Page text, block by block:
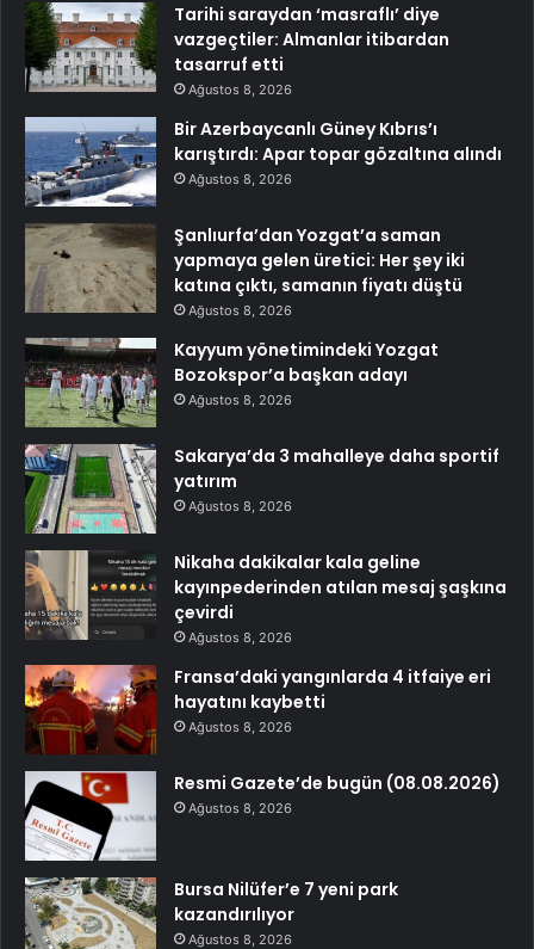
Tarihi saraydan ‘masraflı’ diye
vazgeçtiler: Almanlar itibardan
tasarruf etti
Ağustos 8, 2026
Bir Azerbaycanlı Güney Kıbrıs’ı
karıştırdı: Apar topar gözaltına alındı
Ağustos 8, 2026
Şanlıurfa’dan Yozgat’a saman
yapmaya gelen üretici: Her şey iki
katına çıktı, samanın fiyatı düştü
Ağustos 8, 2026
Kayyum yönetimindeki Yozgat
Bozokspor’a başkan adayı
Ağustos 8, 2026
Sakarya’da 3 mahalleye daha sportif
yatırım
Ağustos 8, 2026
Nikaha dakikalar kala geline
kayınpederinden atılan mesaj şaşkına
çevirdi
Ağustos 8, 2026
Fransa’daki yangınlarda 4 itfaiye eri
hayatını kaybetti
Ağustos 8, 2026
Resmi Gazete’de bugün (08.08.2026)
Ağustos 8, 2026
Bursa Nilüfer’e 7 yeni park
kazandırılıyor
Ağustos 8, 2026